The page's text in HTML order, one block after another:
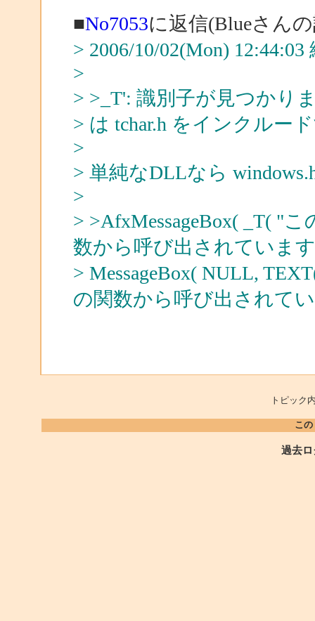
■No7053に返信(Blueさん
> 2006/10/02(Mon)
>
> >_T': 識別子が見つかり
> は tchar.h をインクルー
>
> 単純なDLLなら
>
> >AfxMessageBox( _T( "
数から呼び出されていま
> MessageBox( NULL,
の関数から呼び出されて
トピッ
こ
過去